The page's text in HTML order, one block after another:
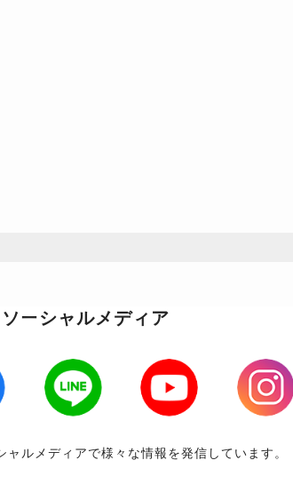
ソーシャルメディア
LINE Youtube
Instagram
ルメディアで様々な情報を発信しています。